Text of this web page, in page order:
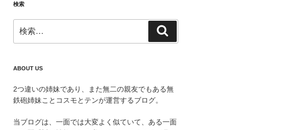
検索
索:
索
ABOUT US
2つ違いの姉妹であり、また無二の親友でもある無
鉄砲姉妹ことコスモとテンが運営するブログ。
当ブログは、一面では大変よく似ていて、ある一面